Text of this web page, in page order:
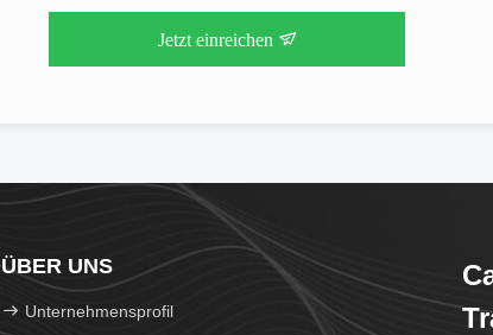
Jetzt einreichen
ÜBER UNS
Unternehmensprofil